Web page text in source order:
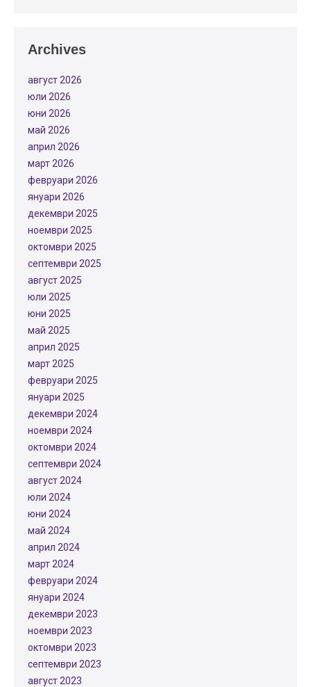
Archives
август 2026
юли 2026
юни 2026
май 2026
април 2026
март 2026
февруари 2026
януари 2026
декември 2025
ноември 2025
октомври 2025
септември 2025
август 2025
юли 2025
юни 2025
май 2025
април 2025
март 2025
февруари 2025
януари 2025
декември 2024
ноември 2024
октомври 2024
септември 2024
август 2024
юли 2024
юни 2024
май 2024
април 2024
март 2024
февруари 2024
януари 2024
декември 2023
ноември 2023
октомври 2023
септември 2023
август 2023